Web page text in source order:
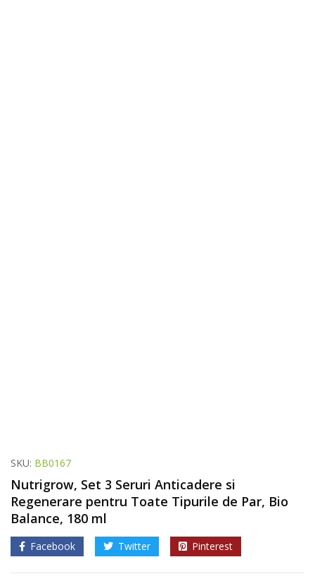
SKU: BB0167
Nutrigrow, Set 3 Seruri Anticadere si
Regenerare pentru Toate Tipurile de Par, Bio
Balance, 180 ml
Facebook Twitter Pinterest